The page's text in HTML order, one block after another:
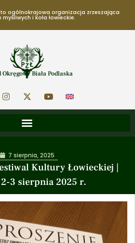
to ogólnokrajowa organizacja zrzeszająca
i koła łowieckie.
Okręgowy Biała Podlaska
Kultury Łowieckiej |
2-3 sierpnia 2025 r.
7 sierpnia, 2025